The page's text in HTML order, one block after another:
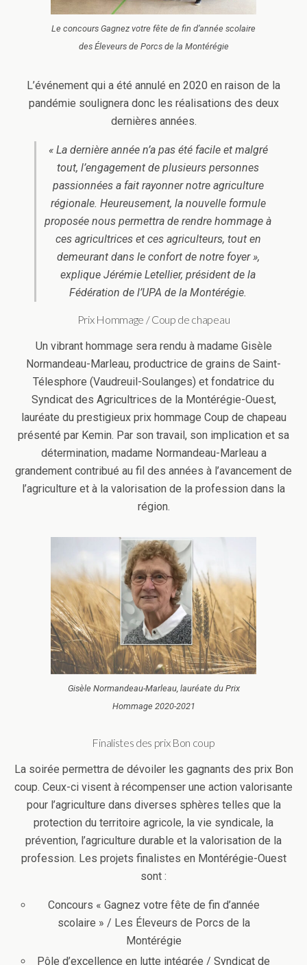
Le concours Gagnez votre fête de fin d’année scolaire
des Éleveurs de Porcs de la Montérégie
L’événement qui a été annulé en 2020 en raison de la
pandémie soulignera donc les réalisations des deux
dernières années.
« La dernière année n’a pas été facile et malgré
tout, l’engagement de plusieurs personnes
passionnées a fait rayonner notre agriculture
régionale. Heureusement, la nouvelle formule
proposée nous permettra de rendre hommage à
ces agricultrices et ces agriculteurs, tout en
demeurant dans le confort de notre foyer »,
explique Jérémie Letellier, président de la
Fédération de l’UPA de la Montérégie.
Prix Hommage / Coup de chapeau
Un vibrant hommage sera rendu à madame Gisèle
Normandeau-Marleau, productrice de grains de Saint-
Télesphore (Vaudreuil-Soulanges) et fondatrice du
Syndicat des Agricultrices de la Montérégie-Ouest,
lauréate du prestigieux prix hommage Coup de chapeau
présenté par Kemin. Par son travail, son implication et sa
détermination, madame Normandeau-Marleau a
grandement contribué au fil des années à l’avancement de
l’agriculture et à la valorisation de la profession dans la
région.
Gisèle Normandeau-Marleau, lauréate du Prix
Hommage 2020-2021
Finalistes des prix Bon coup
La soirée permettra de dévoiler les gagnants des prix Bon
coup. Ceux-ci visent à récompenser une action valorisante
pour l’agriculture dans diverses sphères telles que la
protection du territoire agricole, la vie syndicale, la
prévention, l’agriculture durable et la valorisation de la
profession. Les projets finalistes en Montérégie-Ouest
sont :
Concours « Gagnez votre fête de fin d’année
scolaire » / Les Éleveurs de Porcs de la
Montérégie
Pôle d’excellence en lutte intégrée / Syndicat de